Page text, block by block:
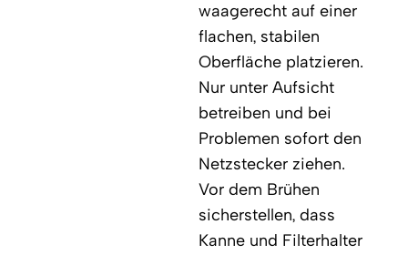
waagerecht auf einer
flachen, stabilen
Oberfläche platzieren.
Nur unter Aufsicht
betreiben und bei
Problemen sofort den
Netzstecker ziehen.
Vor dem Brühen
sicherstellen, dass
Kanne und Filterhalter